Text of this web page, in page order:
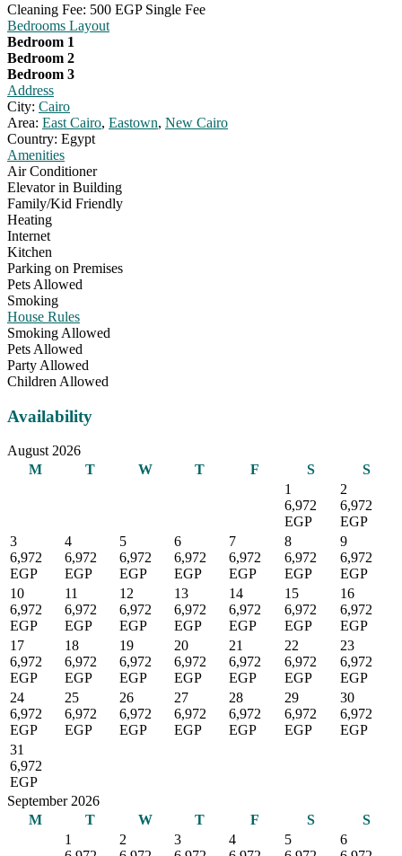
Cleaning Fee: 500 EGP Single Fee
Bedrooms Layout
Bedroom 1
Bedroom 2
Bedroom 3
Address
City: Cairo
Area: East Cairo, Eastown, New Cairo
Country: Egypt
Amenities
Air Conditioner
Elevator in Building
Family/Kid Friendly
Heating
Internet
Kitchen
Parking on Premises
Pets Allowed
Smoking
House Rules
Smoking Allowed
Pets Allowed
Party Allowed
Children Allowed
Availability
August 2026
M
T W T F S
S
1
6,972
EGP
2
6,972
EGP
3
6,972
EGP
4
6,972
EGP
5
6,972
EGP
6
6,972
EGP
7
6,972
EGP
8
6,972
EGP
9
6,972
EGP
10
6,972
EGP
11
6,972
EGP
12
6,972
EGP
13
6,972
EGP
14
6,972
EGP
15
6,972
EGP
16
6,972
EGP
17
6,972
EGP
18
6,972
EGP
19
6,972
EGP
20
6,972
EGP
21
6,972
EGP
22
6,972
EGP
23
6,972
EGP
24
6,972
EGP
25
6,972
EGP
26
6,972
EGP
27
6,972
EGP
28
6,972
EGP
29
6,972
EGP
30
6,972
EGP
31
6,972
EGP
September 2026
M
T W T F S
S
1
2
3
4
5
6